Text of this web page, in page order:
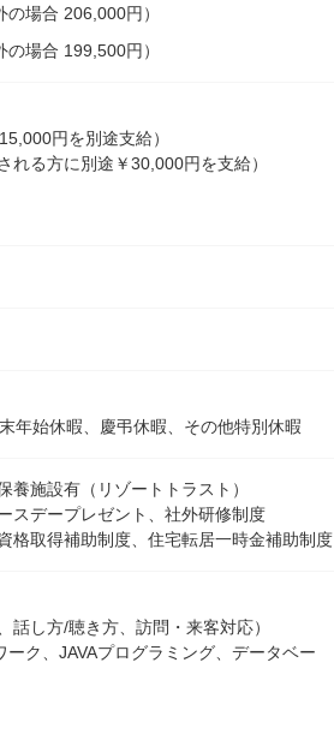
場合 206,000円）
場合 199,500円）
円を別途支給）
る方に別途￥30,000円を支給）
年始休暇、慶弔休暇、その他特別休暇
養施設有（リゾートトラスト）
スデープレゼント、社外研修制度
格取得補助制度、住宅転居一時金補助制度
し方/聴き方、訪問・来客対応）
ク、JAVAプログラミング、データベー